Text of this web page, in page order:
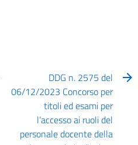
DDG n. 2575 del
06/12/2023 Concorso per
titoli ed esami per
l’accesso ai ruoli del
personale docente della